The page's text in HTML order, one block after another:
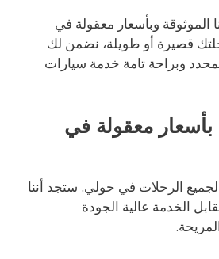
الموثوقة وبأسعار معقولة في
قصيرة أو طويلة، نضمن لك
وبراحة تامة خدمة سيارات
معقولة في
لجميع الرحلات في حولي. ستجد أننا
الخدمة عالية الجودة